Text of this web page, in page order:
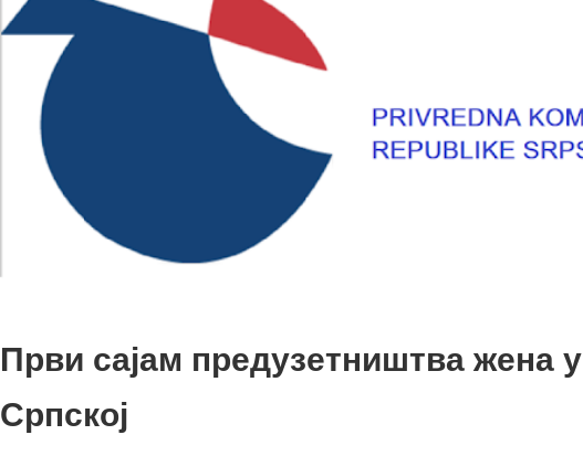
Први сајам предузетништва жена у
Српској